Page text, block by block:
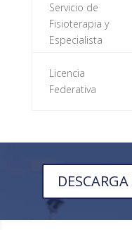
Servicio de
Fisioterapia y
Especialista
Licencia
Federativa